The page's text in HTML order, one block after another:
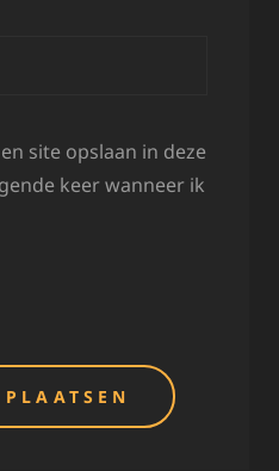
site opslaan in deze
keer wanneer ik